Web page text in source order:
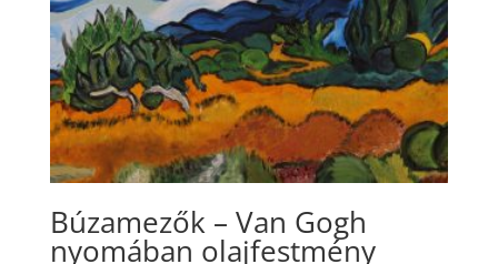
Búzamezők – Van Gogh
nyomában olajfestmény